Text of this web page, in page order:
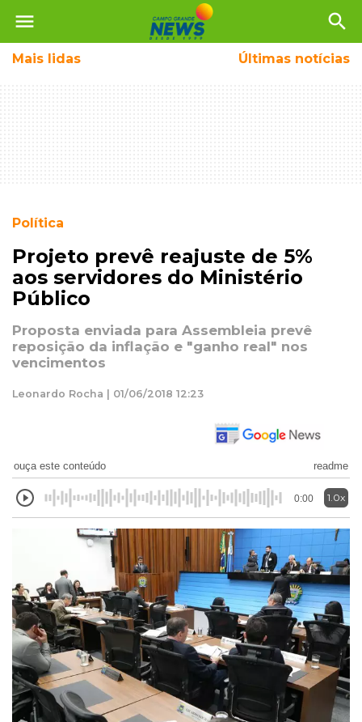
menu search
Mais lidas Últimas notícias
Política
Projeto prevê reajuste de 5%
aos servidores do Ministério
Público
Proposta enviada para Assembleia prevê
reposição da inflação e "ganho real" nos
vencimentos
Leonardo Rocha | 01/06/2018 12:23
ouça este conteúdo readme
0:00 1.0x